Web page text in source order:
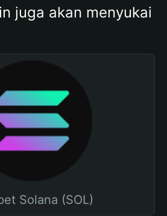
juga akan menyukai
Solana (SOL)